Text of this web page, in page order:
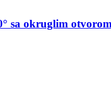
sa okruglim